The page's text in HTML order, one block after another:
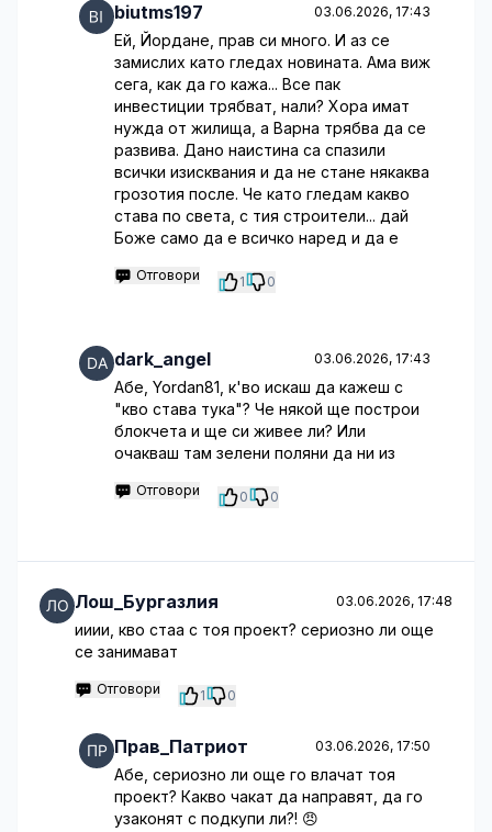
biutms197 03.06.2026, 17:43
Ей, Йордане, прав си много. И аз се
замислих като гледах новината. Ама виж
сега, как да го кажа... Все пак
инвестиции трябват, нали? Хора имат
нужда от жилища, а Варна трябва да се
развива. Дано наистина са спазили
всички изисквания и да не стане някаква
грозотия после. Че като гледам какво
става по света, с тия строители... дай
Боже само да е всичко наред и да е
Отговори 1 0
dark_angel 03.06.2026, 17:43
Абе, Yordan81, к'во искаш да кажеш с
"кво става тука"? Че някой ще построи
блокчета и ще си живее ли? Или
очакваш там зелени поляни да ни из
Отговори 0 0
Лош_Бургазлия 03.06.2026, 17:48
ииии, кво стаа с тоя проект? сериозно ли още
се занимават
Отговори 1 0
Прав_Патриот 03.06.2026, 17:50
Абе, сериозно ли още го влачат тоя
проект? Какво чакат да направят, да го
узаконят с подкупи ли?! 😠